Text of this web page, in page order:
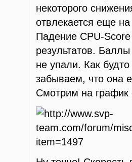
некоторого
отвлекается еще
Падение CPU-
результатов.
не упали. Как
забываем, что она
Смотрим на график